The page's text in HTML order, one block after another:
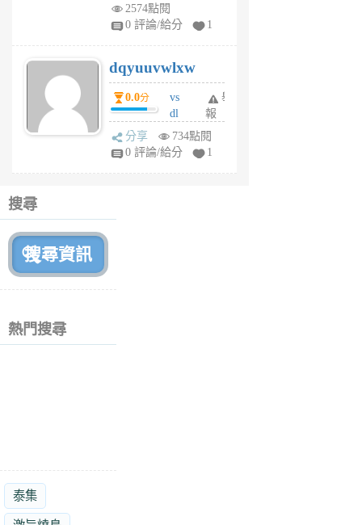
tu
6
個
月
前
2574點閱
0 評論/給分
1
dqyuuvwlxw
0.0分
vs
dl
sq
fy
舉
報
分享
734點閱
0 評論/給分
1
搜尋
熱門搜尋
泰集